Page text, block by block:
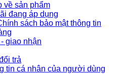
về sản phẩm
đang áp dụng
sách bảo mật thông tin
giao nhận
trả
tin cá nhân của người dùng